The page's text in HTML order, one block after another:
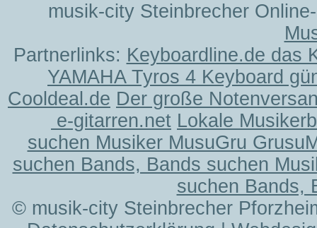
musik-city Steinbrecher
Partnerlinks: Keyboardline.de das
YAMAHA Tyros 4 Keyboard
Cooldeal.de Der große
e-gitarren.net Lokale
suchen Musiker MusuGru
suchen Bands, Bands suchen
suchen Bands,
© musik-city Steinbrecher